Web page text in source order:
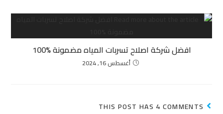
افضل شركة اصلاح تسربات المياه مضمونة %100
أغسطس 16, 2024
THIS POST HAS 4 COMMENTS